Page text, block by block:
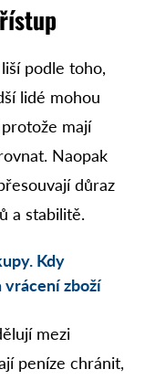
podle toho,
lidé mohou
mají
Naopak
důraz
a stabilitě.
Kdy
zboží
mezi
peníze chránit,